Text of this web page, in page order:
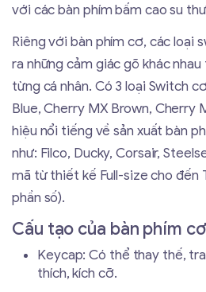
với các bàn phím bấm cao su
Riêng với bàn phím cơ, các loại
ra những cảm giác gõ khác
từng cá nhân. Có 3 loại Switch
Blue, Cherry MX Brown, Cherry
hiệu nổi tiếng về sản xuất bàn
như: Filco, Ducky, Corsair,
mã từ thiết kế Full-size cho đến
phần số).
Cấu tạo của bàn phím cơ
Keycap: Có thể thay thế,
thích, kích cỡ.